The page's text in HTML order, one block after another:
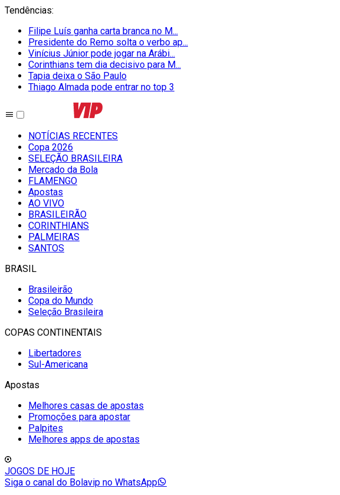
Tendências:
Filipe Luís ganha carta branca no M...
Presidente do Remo solta o verbo ap...
Vinícius Júnior pode jogar na Arábi...
Corinthians tem dia decisivo para M...
Tapia deixa o São Paulo
Thiago Almada pode entrar no top 3
NOTÍCIAS RECENTES
Copa 2026
SELEÇÃO BRASILEIRA
Mercado da Bola
FLAMENGO
Apostas
AO VIVO
BRASILEIRÃO
CORINTHIANS
PALMEIRAS
SANTOS
BRASIL
Brasileirão
Copa do Mundo
Seleção Brasileira
COPAS CONTINENTAIS
Libertadores
Sul-Americana
Apostas
Melhores casas de apostas
Promoções para apostar
Palpites
Melhores apps de apostas
JOGOS DE HOJE
Siga o canal do Bolavip no WhatsApp